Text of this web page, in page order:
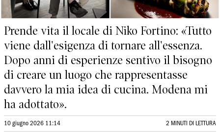
Prende vita il locale di Niko Fortino: «Tutto
viene dall'esigenza di tornare all'essenza.
Dopo anni di esperienze sentivo il bisogno
di creare un luogo che rappresentasse
davvero la mia idea di cucina. Modena mi
ha adottato».
10 giugno 2026 11:14 2 MINUTI DI LETTURA